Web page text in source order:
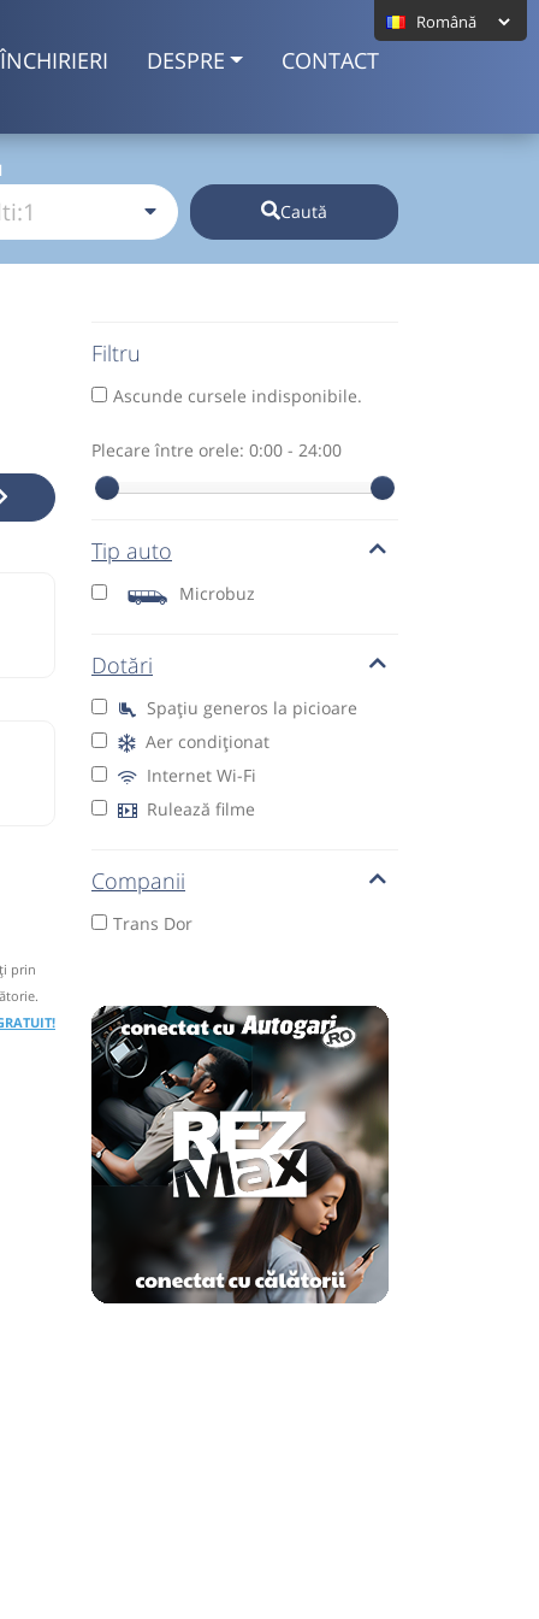
ÎNCHIRIERI DESPRE CONTACT
Caută
Filtru
Ascunde cursele indisponibile.
Plecare între orele: 0:00 - 24:00
Tip auto
Microbuz
Dotări
Spațiu generos la picioare
Aer condiționat
Internet Wi-Fi
Rulează filme
Companii
Trans Dor
prin